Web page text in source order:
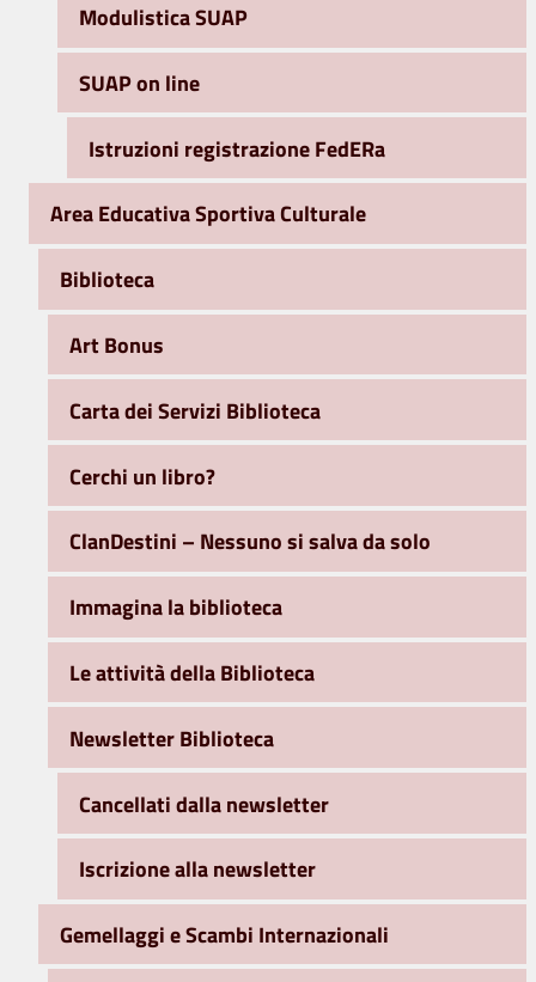
Modulistica SUAP
SUAP on line
Istruzioni registrazione FedERa
Area Educativa Sportiva Culturale
Biblioteca
Art Bonus
Carta dei Servizi Biblioteca
Cerchi un libro?
ClanDestini – Nessuno si salva da solo
Immagina la biblioteca
Le attività della Biblioteca
Newsletter Biblioteca
Cancellati dalla newsletter
Iscrizione alla newsletter
Gemellaggi e Scambi Internazionali